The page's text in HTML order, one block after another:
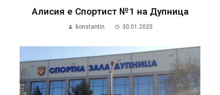
Алисия е Спортист №1 на Дупница
konstantin 30.01.2025